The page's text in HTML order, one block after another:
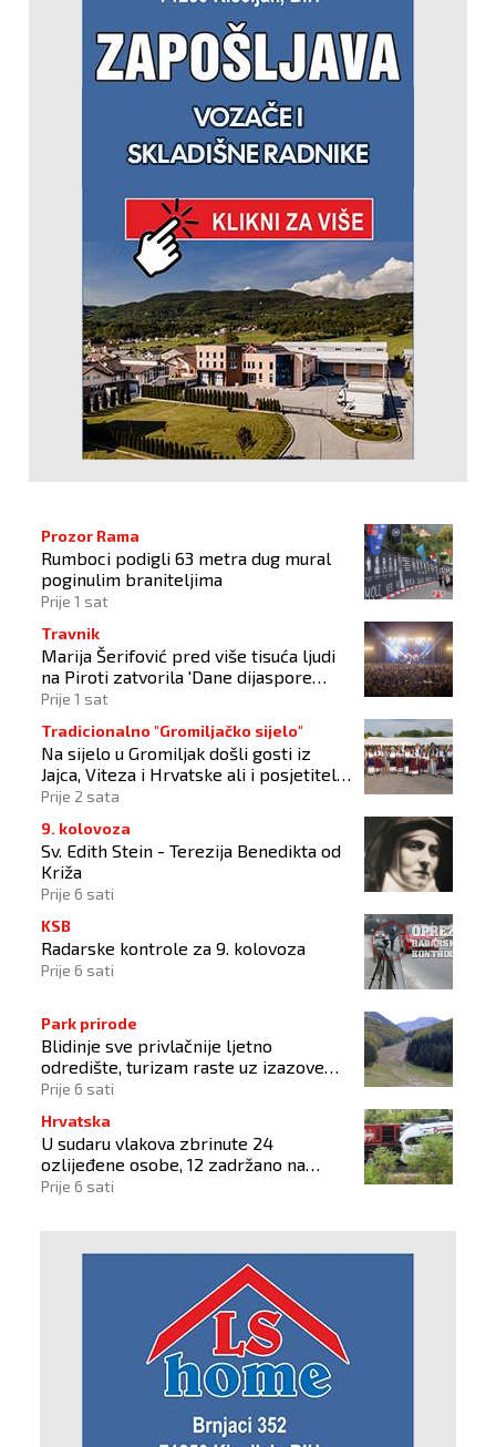
Prozor Rama
Rumboci podigli 63 metra dug mural
poginulim braniteljima
Prije 1 sat
Travnik
Marija Šerifović pred više tisuća ljudi
na Piroti zatvorila 'Dane dijaspore
2026'
Prije 1 sat
Tradicionalno "Gromiljačko sijelo"
Na sijelo u Gromiljak došli gosti iz
Jajca, Viteza i Hrvatske ali i posjetitelji
od Austrije do Australije
Prije 2 sata
9. kolovoza
Sv. Edith Stein - Terezija Benedikta od
Križa
Prije 6 sati
KSB
Radarske kontrole za 9. kolovoza
Prije 6 sati
Park prirode
Blidinje sve privlačnije ljetno
odredište, turizam raste uz izazove
očuvanja prirode
Prije 6 sati
Hrvatska
U sudaru vlakova zbrinute 24
ozlijeđene osobe, 12 zadržano na
liječenju
Prije 6 sati